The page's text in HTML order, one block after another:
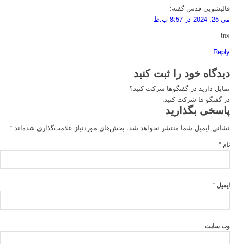
قالیشویی قدس گفته:
می 25, 2024 در 8:57 ب.ظ
tnx
Reply
دیدگاه خود را ثبت کنید
تمایل دارید در گفتگوها شرکت کنید؟
در گفتگو ها شرکت کنید.
پاسخی بگذارید
نشانی ایمیل شما منتشر نخواهد شد. بخش‌های موردنیاز علامت‌گذاری شده‌اند *
نام*
ایمیل *
وب‌ سایت